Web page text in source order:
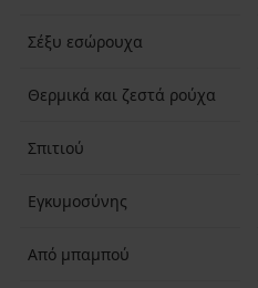
Σέξυ εσώρουχα
Θερμικά και ζεστά ρούχα
Σπιτιού
Εγκυμοσύνης
Από μπαμπού